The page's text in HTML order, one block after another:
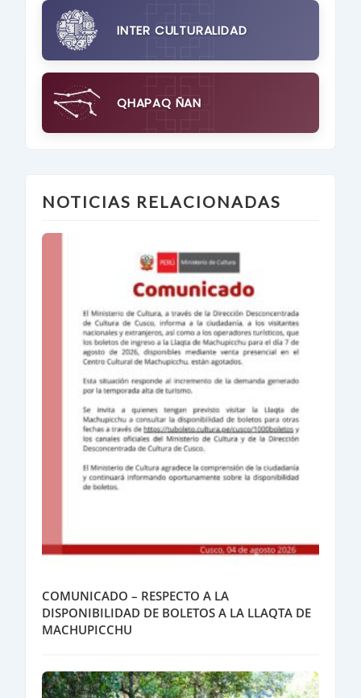
INTER CULTURALIDAD
QHAPAQ ÑAN
NOTICIAS RELACIONADAS
COMUNICADO – RESPECTO A LA
DISPONIBILIDAD DE BOLETOS A LA LLAQTA DE
MACHUPICCHU